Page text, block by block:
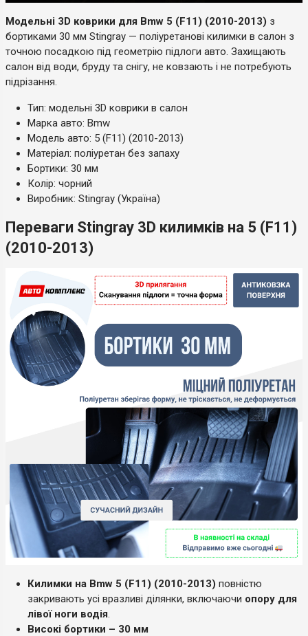
Модельні 3D коврики для Bmw 5 (F11) (2010-2013) з
бортиками 30 мм Stingray — поліуретанові килимки в салон з
точною посадкою під геометрію підлоги авто. Захищають
салон від води, бруду та снігу, не ковзають і не потребують
підрізання.
Тип: модельні 3D коврики в салон
Марка авто: Bmw
Модель авто: 5 (F11) (2010-2013)
Матеріал: поліуретан без запаху
Бортики: 30 мм
Колір: чорний
Виробник: Stingray (Україна)
Переваги Stingray 3D килимків на 5 (F11)
(2010-2013)
Килимки на Bmw 5 (F11) (2010-2013) повністю
закривають усі вразливі ділянки, включаючи опору для
лівої ноги водія.
Високі бортики – 30 мм